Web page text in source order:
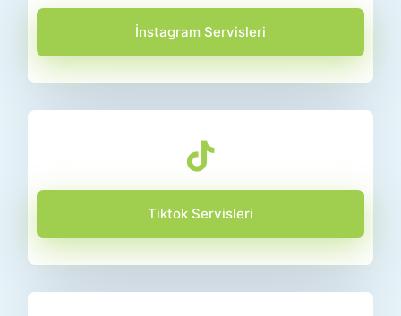
İnstagram Servisleri
Tiktok Servisleri